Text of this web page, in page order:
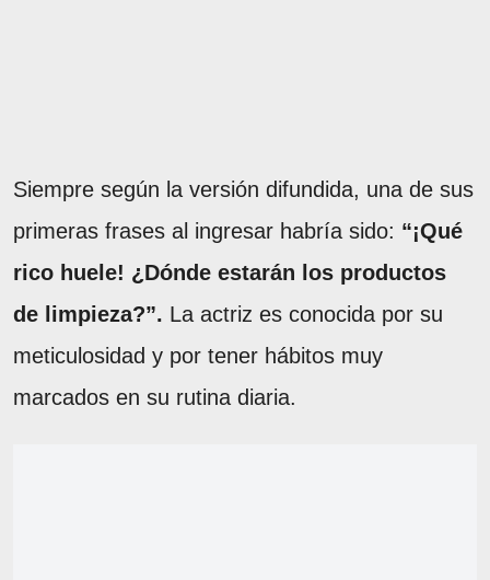
Siempre según la versión difundida, una de sus
primeras frases al ingresar habría sido: “¡Qué
rico huele! ¿Dónde estarán los productos
de limpieza?”. La actriz es conocida por su
meticulosidad y por tener hábitos muy
marcados en su rutina diaria.